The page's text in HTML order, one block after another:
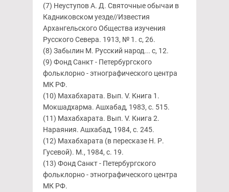
(7) Неуступов А. Д. Святочные обычаи в
Кадниковском уезде//Известия
Архангельского Общества изучения
Русского Севера. 1913, № 1. с, 26.
(8) Забылин М. Русский народ... с, 12.
(9) Фонд Санкт - Петербургского
фольклорно - этнографического центра
МК РФ.
(10) Махабхарата. Вып. V. Книга 1.
Мокшадхарма. Ашхабад, 1983, с. 515.
(11) Махабхарата. Вып. V. Книга 2.
Нараяния. Ашхабад, 1984, с. 245.
(12) Махабхарата (в пересказе Н. Р.
Гусевой). М., 1984, с. 19.
(13) Фонд Санкт - Петербургского
фольклорно - этнографического центра
МК РФ.